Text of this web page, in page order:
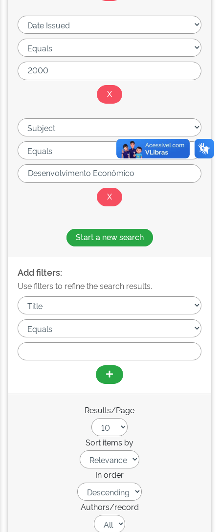
Start a new search
Add filters:
Use filters to refine the search results.
Results/Page
Sort items by
In order
Authors/record